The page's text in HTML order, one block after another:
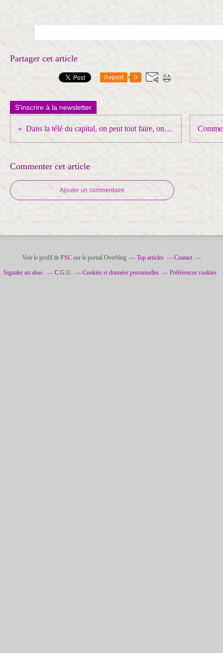
Partager cet article
Repost 0
S'inscrire à la newsletter
Dans la télé du capital, on peut tout faire, on peut tout dire .... SAUF l’essentiel : qui contrôle l’émission et dans quel but ?
Commenter cet article
Ajouter un commentaire
Voir le profil de FSCsur le portail Overblog Top articles Contact
Signaler un abus C.G.U. Cookies et données personnelles Préférences cookies